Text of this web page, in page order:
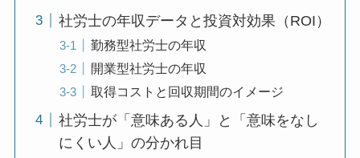
社労士の年収データと投資対効果（ROI）
勤務型社労士の年収
開業型社労士の年収
取得コストと回収期間のイメージ
社労士が「意味ある人」と「意味をなし
にくい人」の分かれ目